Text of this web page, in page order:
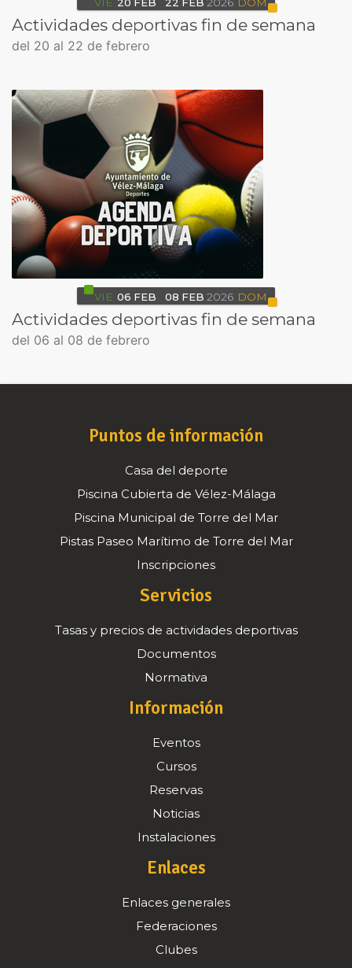
Actividades deportivas fin de semana
del 20 al 22 de febrero
VIE 06 FEB 08 FEB 2026 DOM
Actividades deportivas fin de semana
del 06 al 08 de febrero
Puntos de información
Casa del deporte
Piscina Cubierta de Vélez-Málaga
Piscina Municipal de Torre del Mar
Pistas Paseo Marítimo de Torre del Mar
Inscripciones
Servicios
Tasas y precios de actividades deportivas
Documentos
Normativa
Información
Eventos
Cursos
Reservas
Noticias
Instalaciones
Enlaces
Enlaces generales
Federaciones
Clubes